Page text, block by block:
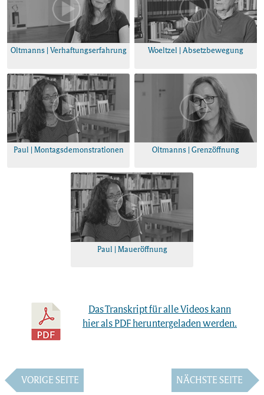
Oltmanns | Verhaftungserfahrung Woeltzel | Absetzbewegung
Paul | Montagsdemonstrationen Oltmanns | Grenzöffnung
Paul | Maueröffnung
Das Transkript für alle Videos kann
hier als PDF heruntergeladen werden.
VORIGE SEITE NÄCHSTE SEITE